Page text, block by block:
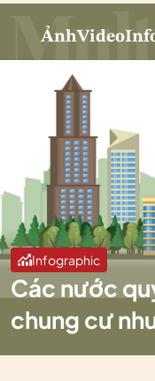
ẢnhVideo
Infographic
Các nước
chung cư